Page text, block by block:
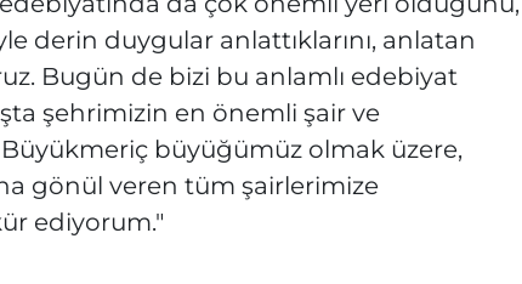
derin duygular anlattıklarını, anlatan
Bugün de bizi bu anlamlı edebiyat
şehrimizin en önemli şair ve
büyüğümüz olmak üzere,
gönül veren tüm şairlerimize
ediyorum."